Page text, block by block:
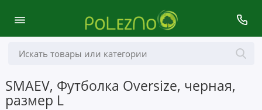
SMAEV, Футболка Oversize, черная,
размер L